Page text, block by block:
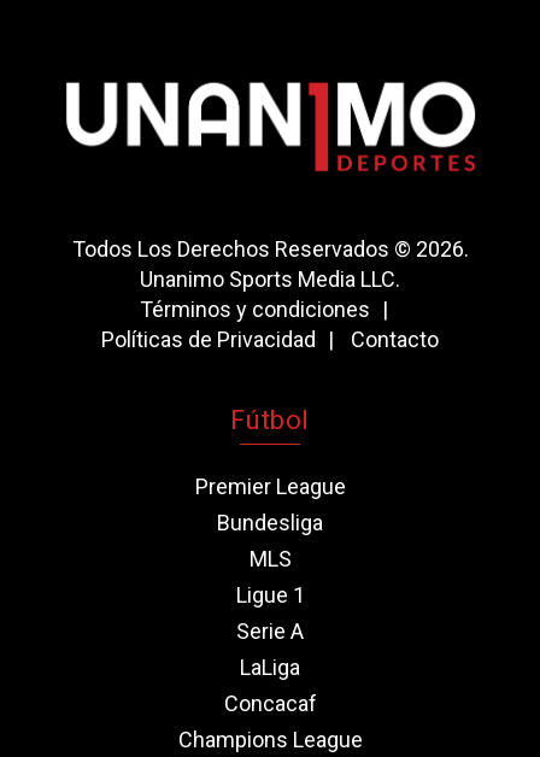
Todos Los Derechos Reservados © 2026.
Unanimo Sports Media LLC.
Términos y condiciones
Políticas de Privacidad
Contacto
Fútbol
Premier League
Bundesliga
MLS
Ligue 1
Serie A
LaLiga
Concacaf
Champions League